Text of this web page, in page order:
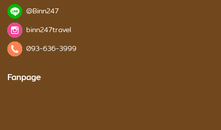
@Binn247
binn247travel
093-636-3999
Fanpage